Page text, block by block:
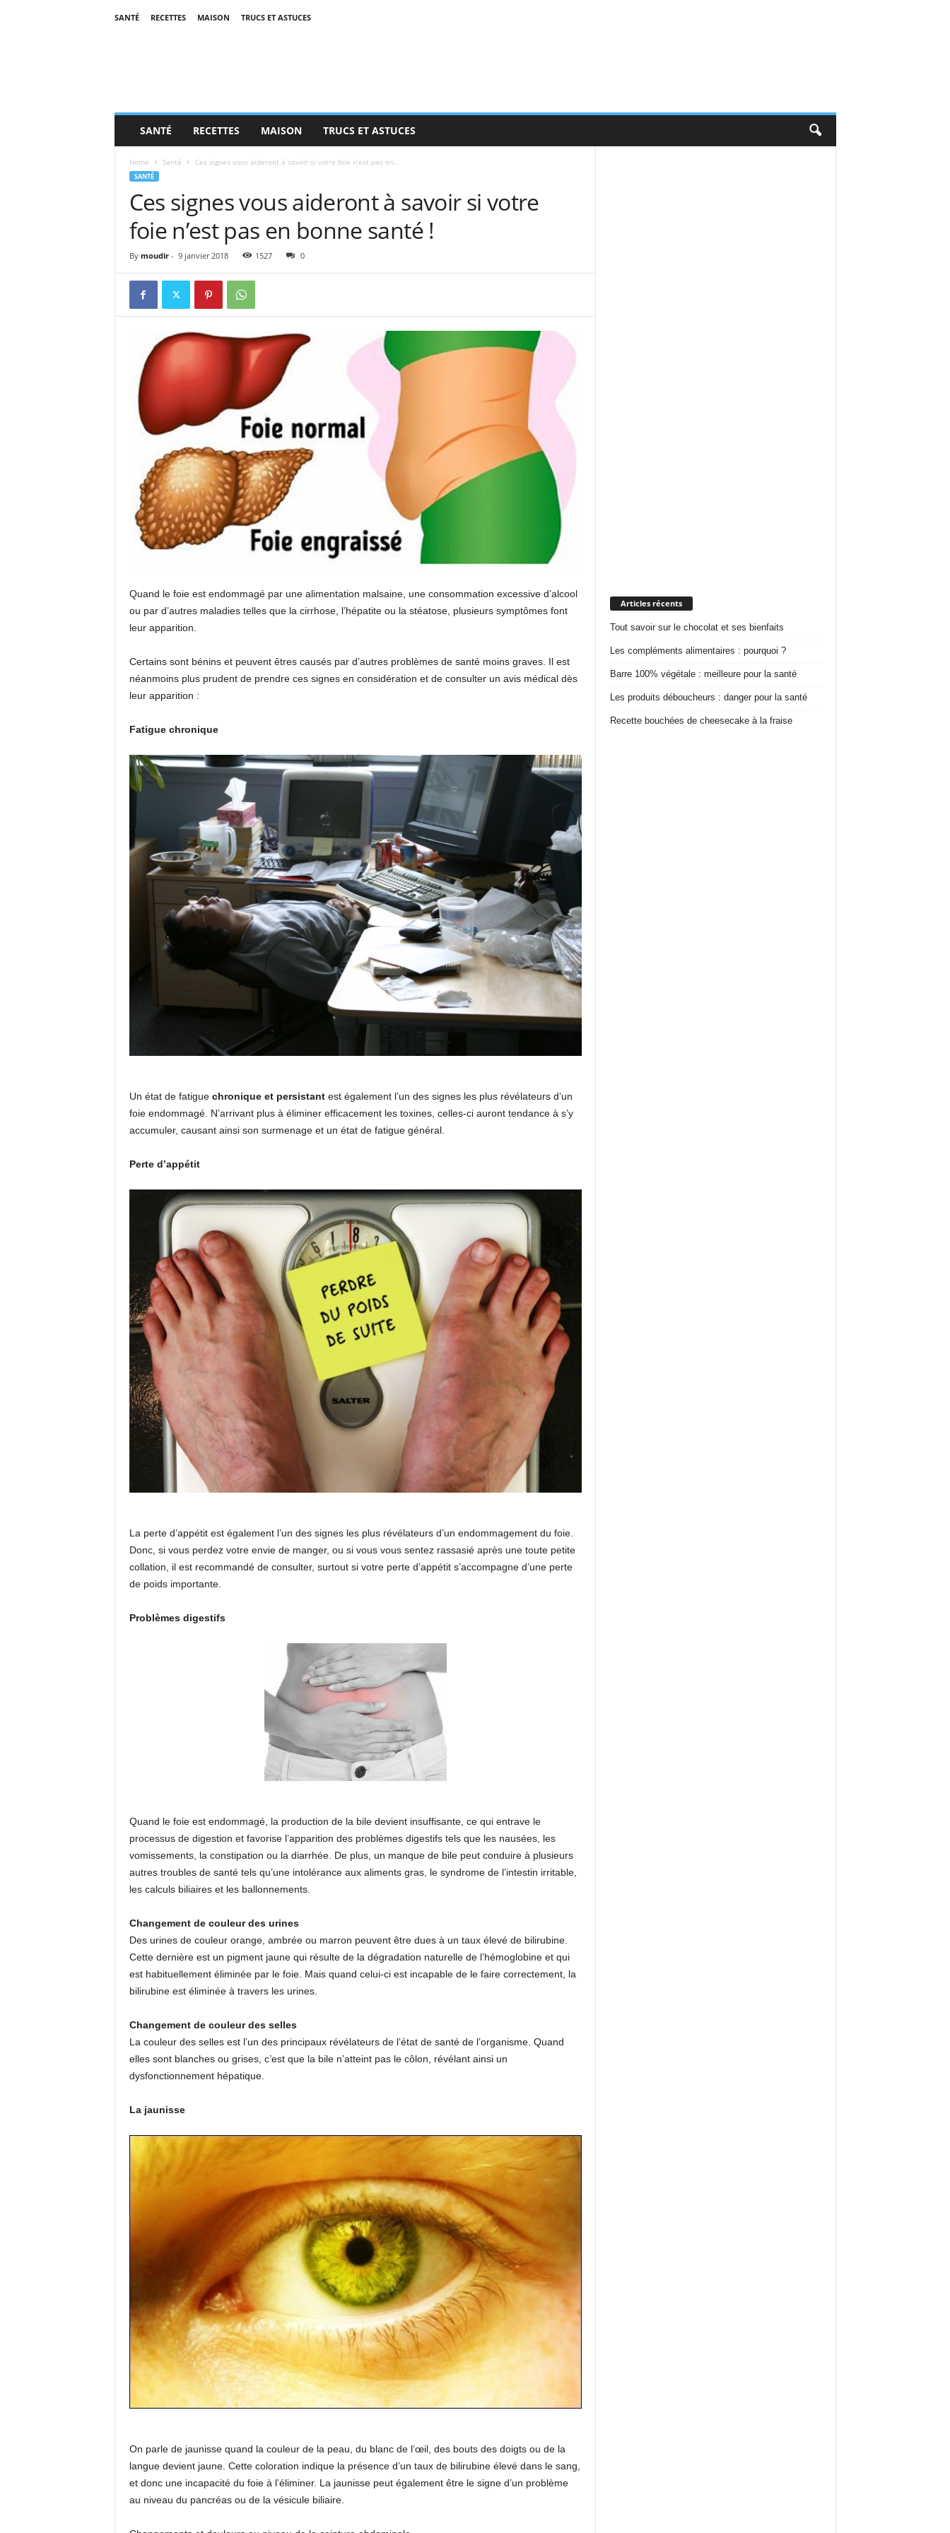
SANTÉ RECETTES MAISON TRUCS ET ASTUCES
SANTÉ RECETTES MAISON TRUCS ET ASTUCES
Home Santé Ces signes vous aideront à savoir si votre foie n’est pas en...
SANTÉ
Ces signes vous aideront à savoir si votre
foie n’est pas en bonne santé !
By moudir- 9 janvier 2018 1527 0
Quand le foie est endommagé par une alimentation malsaine, une consommation excessive d’alcool
ou par d’autres maladies telles que la cirrhose, l’hépatite ou la stéatose, plusieurs symptômes font
leur apparition.
Certains sont bénins et peuvent êtres causés par d’autres problèmes de santé moins graves. Il est
néanmoins plus prudent de prendre ces signes en considération et de consulter un avis médical dès
leur apparition :
Fatigue chronique
Un état de fatigue chronique et persistantest également l’un des signes les plus révélateurs d’un
foie endommagé. N’arrivant plus à éliminer efficacement les toxines, celles-ci auront tendance à s’y
accumuler, causant ainsi son surmenage et un état de fatigue général.
Perte d’appétit
La perte d’appétit est également l’un des signes les plus révélateurs d’un endommagement du foie.
Donc, si vous perdez votre envie de manger, ou si vous vous sentez rassasié après une toute petite
collation, il est recommandé de consulter, surtout si votre perte d’appétit s’accompagne d’une perte
de poids importante.
Problèmes digestifs
Quand le foie est endommagé, la production de la bile devient insuffisante, ce qui entrave le
processus de digestion et favorise l’apparition des problèmes digestifs tels que les nausées, les
vomissements, la constipation ou la diarrhée. De plus, un manque de bile peut conduire à plusieurs
autres troubles de santé tels qu’une intolérance aux aliments gras, le syndrome de l’intestin irritable,
les calculs biliaires et les ballonnements.
Changement de couleur des urines
Des urines de couleur orange, ambrée ou marron peuvent être dues à un taux élevé de bilirubine.
Cette dernière est un pigment jaune qui résulte de la dégradation naturelle de l’hémoglobine et qui
est habituellement éliminée par le foie. Mais quand celui-ci est incapable de le faire correctement, la
bilirubine est éliminée à travers les urines.
Changement de couleur des selles
La couleur des selles est l’un des principaux révélateurs de l’état de santé de l’organisme. Quand
elles sont blanches ou grises, c’est que la bile n’atteint pas le côlon, révélant ainsi un
dysfonctionnement hépatique.
La jaunisse
On parle de jaunisse quand la couleur de la peau, du blanc de l’œil, des bouts des doigts ou de la
langue devient jaune. Cette coloration indique la présence d’un taux de bilirubine élevé dans le sang,
et donc une incapacité du foie à l’éliminer. La jaunisse peut également être le signe d’un problème
au niveau du pancréas ou de la vésicule biliaire.
Articles récents
Tout savoir sur le chocolat et ses bienfaits
Les compléments alimentaires : pourquoi ?
Barre 100% végétale : meilleure pour la santé
Les produits déboucheurs : danger pour la santé
Recette bouchées de cheesecake à la fraise